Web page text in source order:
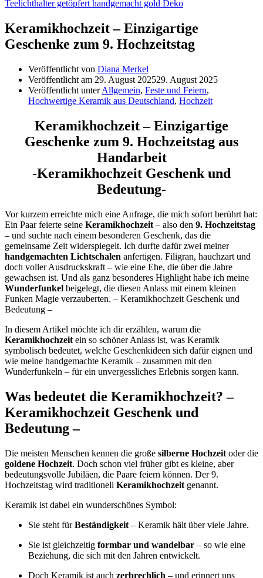
Keramikhochzeit – Einzigartige
Geschenke zum 9. Hochzeitstag
Veröffentlicht von Diana Merkel
Veröffentlicht am 29. August 202529. August 2025
Veröffentlicht unterAllgemein, Feste und Feiern,
Hochwertige Keramik aus Deutschland, Hochzeit
Keramikhochzeit – Einzigartige
Geschenke zum 9. Hochzeitstag aus
Handarbeit
-Keramikhochzeit Geschenk und
Bedeutung-
Vor kurzem erreichte mich eine Anfrage, die mich sofort berührt hat:
Ein Paar feierte seine Keramikhochzeit – also den 9. Hochzeitstag
– und suchte nach einem besonderen Geschenk, das die
gemeinsame Zeit widerspiegelt. Ich durfte dafür zwei meiner
handgemachten Lichtschalen anfertigen. Filigran, hauchzart und
doch voller Ausdruckskraft – wie eine Ehe, die über die Jahre
gewachsen ist. Und als ganz besonderes Highlight habe ich meine
Wunderfunkel beigelegt, die diesen Anlass mit einem kleinen
Funken Magie verzauberten. – Keramikhochzeit Geschenk und
Bedeutung –
In diesem Artikel möchte ich dir erzählen, warum die
Keramikhochzeit ein so schöner Anlass ist, was Keramik
symbolisch bedeutet, welche Geschenkideen sich dafür eignen und
wie meine handgemachte Keramik – zusammen mit den
Wunderfunkeln – für ein unvergessliches Erlebnis sorgen kann.
Was bedeutet die Keramikhochzeit? –
Keramikhochzeit Geschenk und
Bedeutung –
Die meisten Menschen kennen die große silberne Hochzeit oder die
goldene Hochzeit. Doch schon viel früher gibt es kleine, aber
bedeutungsvolle Jubiläen, die Paare feiern können. Der 9.
Hochzeitstag wird traditionell Keramikhochzeit genannt.
Keramik ist dabei ein wunderschönes Symbol:
Sie steht fürBeständigkeit – Keramik hält über viele Jahre.
Sie ist gleichzeitig formbar und wandelbar – so wie eine
Beziehung, die sich mit den Jahren entwickelt.
Doch Keramik ist auch zerbrechlich – und erinnert uns